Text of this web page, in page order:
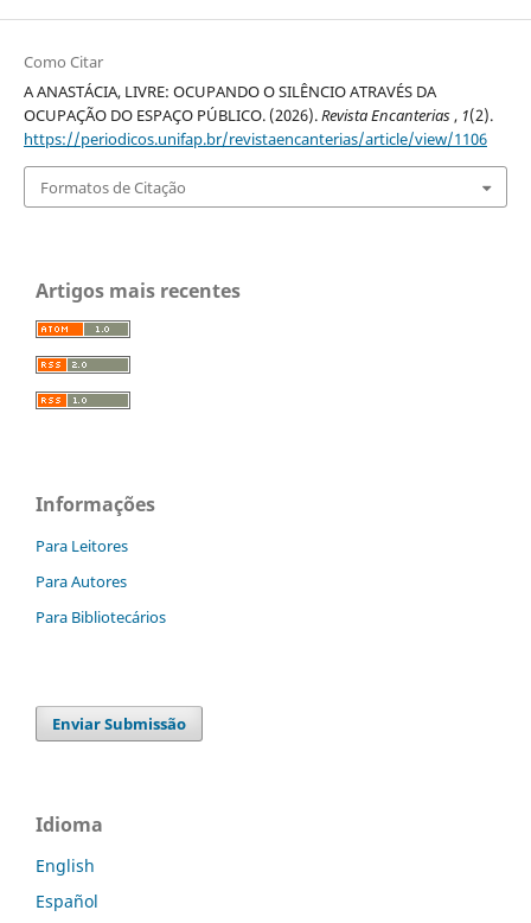
Como Citar
A ANASTÁCIA, LIVRE: OCUPANDO O SILÊNCIO ATRAVÉS DA
OCUPAÇÃO DO ESPAÇO PÚBLICO. (2026).Revista Encanterias, 1(2).
https://periodicos.unifap.br/revistaencanterias/article/view/1106
Formatos de Citação
Artigos mais recentes
Informações
Para Leitores
Para Autores
Para Bibliotecários
Enviar Submissão
Idioma
English
Español